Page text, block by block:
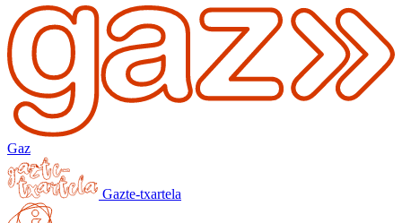
Gaz
Gazte-txartela